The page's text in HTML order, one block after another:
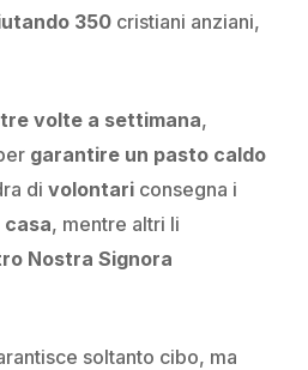
350 cristiani anziani,
volte a settimana,
garantire un pasto caldo
divolontari consegna i
, mentre altri li
Nostra Signora
soltanto cibo, ma